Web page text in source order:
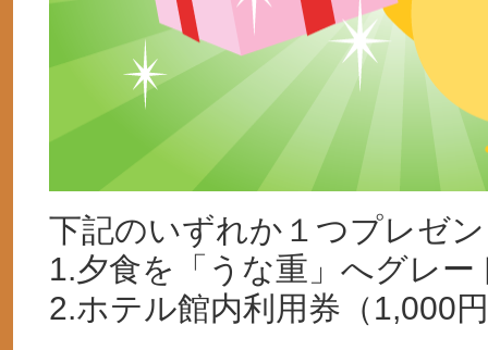
下記のいずれか１つプレゼ
1.夕食を「うな重」へグレー
2.ホテル館内利用券（1,000